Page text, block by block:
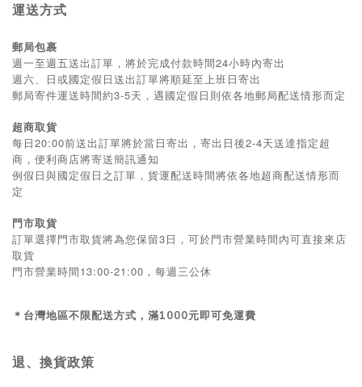
運送方式
郵局包裹
週一至週五送出訂單，將於完成付款時間24小時內寄出
週六、日或國定假日送出訂單將順延至上班日寄出
郵局寄件運送時間約3-5天，遇國定假日則依各地郵局配送情形而定
超商取貨
每日20:00前送出訂單將於當日寄出，寄出日後2-4天送達指定超
商，便利商店將寄送簡訊通知
例假日與國定假日之訂單，貨運配送時間將依各地超商配送情形而
定
門市取貨
訂單選擇門市取貨將為您保留3日，可於門市營業時間內可直接來店
取貨
門市營業時間 13:00-21:00 ，每週三公休
＊台灣地區不限配送方式，滿1000元即可免運費
退、換貨政策